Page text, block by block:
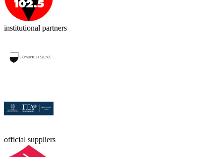
institutional partners
official suppliers